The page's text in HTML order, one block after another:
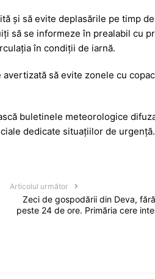
și să evite deplasările pe timp
să se informeze în prealabil cu
în condiții de iarnă.
să evite zonele cu
buletinele meteorologice
dedicate situațiilor de urgență.
Articolul următor
Zeci de gospodării din Deva,
peste 24 de ore. Primăria cere